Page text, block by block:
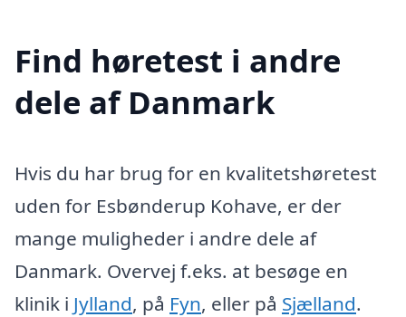
Find høretest i andre
dele af Danmark
Hvis du har brug for en kvalitetshøretest
uden for Esbønderup Kohave, er der
mange muligheder i andre dele af
Danmark. Overvej f.eks. at besøge en
klinik i Jylland, på Fyn, eller på Sjælland.